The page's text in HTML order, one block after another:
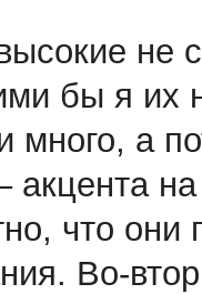
не
бы я их
много, а
акцента
что они
Во-